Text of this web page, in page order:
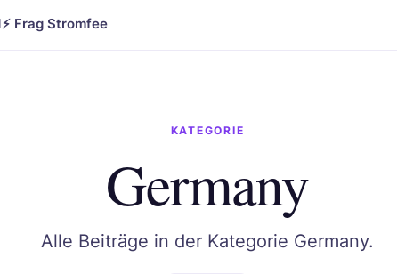
⚡ Frag Stromfee
KATEGORIE
Germany
Alle Beiträge in der Kategorie Germany.